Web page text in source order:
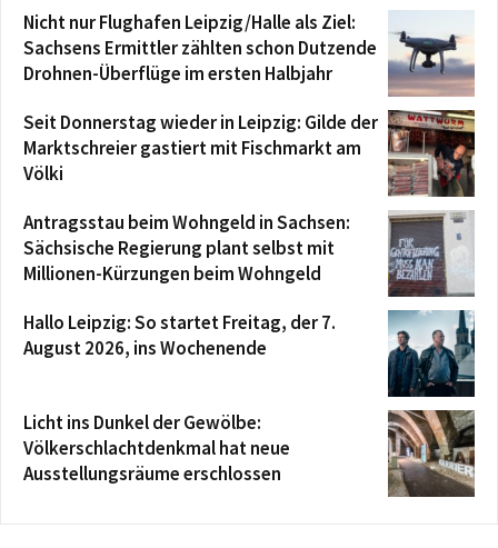
Nicht nur Flughafen Leipzig/Halle als Ziel:
Sachsens Ermittler zählten schon Dutzende
Drohnen-Überflüge im ersten Halbjahr
Seit Donnerstag wieder in Leipzig: Gilde der
Marktschreier gastiert mit Fischmarkt am
Völki
Antragsstau beim Wohngeld in Sachsen:
Sächsische Regierung plant selbst mit
Millionen-Kürzungen beim Wohngeld
Hallo Leipzig: So startet Freitag, der 7.
August 2026, ins Wochenende
Licht ins Dunkel der Gewölbe:
Völkerschlachtdenkmal hat neue
Ausstellungsräume erschlossen